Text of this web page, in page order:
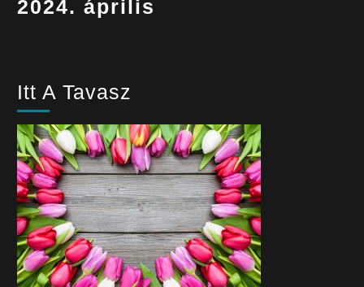
2024. április
Itt A Tavasz